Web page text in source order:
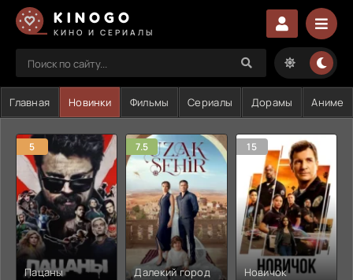
KINOGO
КИНО И СЕРИАЛЫ
Главная Новинки Фильмы Сериалы Дорамы Аниме
5
Пацаны
7.5
Далекий город
15
Новичок